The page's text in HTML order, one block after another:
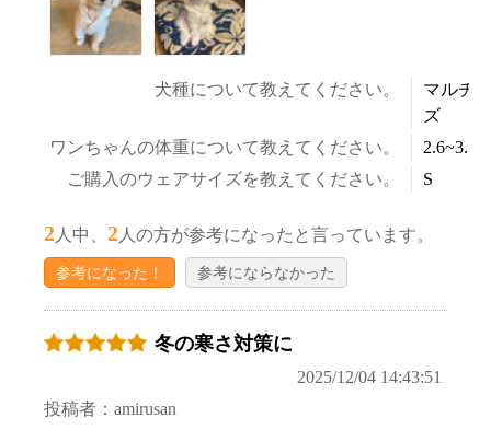
犬種について教えてください。
マルチ
ズ
ワンちゃんの体重について教えてください。
ご購入のウェアサイズを教えてください。
S
2 人中、 2 人の方が参考になったと言っています。
参考になった！ 参考にならなかった
冬の寒さ対策に
2025/12/04 14:43:51
投稿者：amirusan